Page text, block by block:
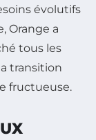
évolutifs
Orange a
tous les
transition
fructueuse.